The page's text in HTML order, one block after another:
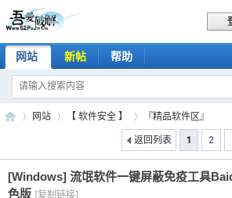
网站 新帖 帮助
吾 »
网站
›
【 软件安全 】
›
『精品软件区』
1
2
返回列表
[Windows] 流氓软件一键屏蔽免疫工具
色版 [复制链接]